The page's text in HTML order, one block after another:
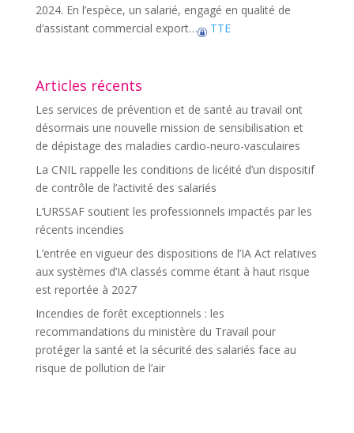
2024. En l’espèce, un salarié, engagé en qualité de
d’assistant commercial export…
TTE
Articles récents
Les services de prévention et de santé au travail ont
désormais une nouvelle mission de sensibilisation et
de dépistage des maladies cardio-neuro-vasculaires
La CNIL rappelle les conditions de licéité d’un dispositif
de contrôle de l’activité des salariés
L’URSSAF soutient les professionnels impactés par les
récents incendies
L’entrée en vigueur des dispositions de l’IA Act relatives
aux systèmes d’IA classés comme étant à haut risque
est reportée à 2027
Incendies de forêt exceptionnels : les
recommandations du ministère du Travail pour
protéger la santé et la sécurité des salariés face au
risque de pollution de l’air